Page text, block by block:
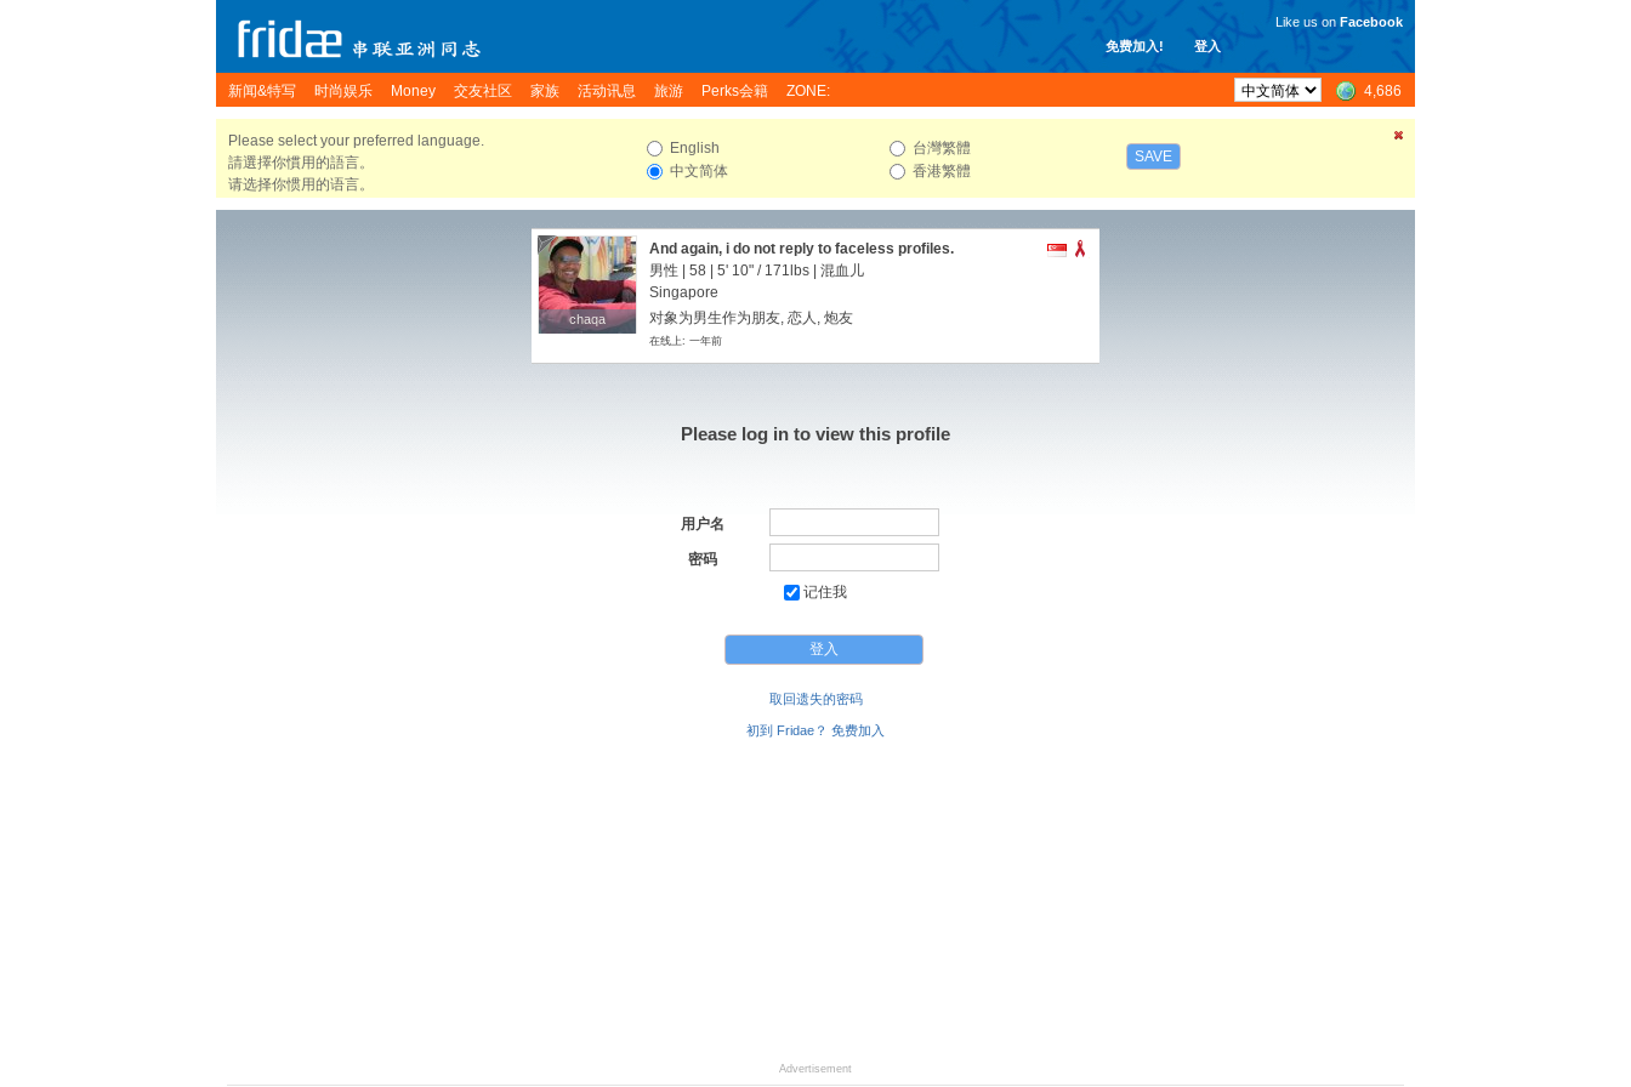
免费加入! 登入
Like us on Facebook
新闻&特写 时尚娱乐 Money 交友社区 家族 活动讯息 旅游 Perks会籍 ZONE: 4,686
Please select your preferred language.
請選擇你慣用的語言。
请选择你惯用的语言。
English
中文简体
台灣繁體
香港繁體
SAVE
chaqa
chaqa
And again, i do not reply to faceless profiles.
男性 | 58 | 5' 10" / 171lbs | 混血儿
Singapore
对象为男生作为朋友, 恋人, 炮友
在线上: 一年前
Please log in to view this profile
用户名
密码
记住我
取回遗失的密码
初到 Fridae？ 免费加入
Advertisement